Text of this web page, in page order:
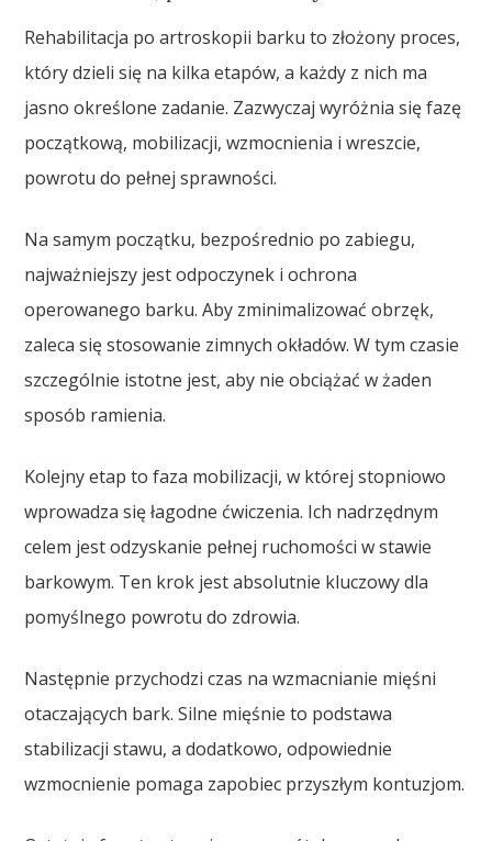
Rehabilitacja po artroskopii barku to złożony proces,
który dzieli się na kilka etapów, a każdy z nich ma
jasno określone zadanie. Zazwyczaj wyróżnia się fazę
początkową, mobilizacji, wzmocnienia i wreszcie,
powrotu do pełnej sprawności.
Na samym początku, bezpośrednio po zabiegu,
najważniejszy jest odpoczynek i ochrona
operowanego barku. Aby zminimalizować obrzęk,
zaleca się stosowanie zimnych okładów. W tym czasie
szczególnie istotne jest, aby nie obciążać w żaden
sposób ramienia.
Kolejny etap to faza mobilizacji, w której stopniowo
wprowadza się łagodne ćwiczenia. Ich nadrzędnym
celem jest odzyskanie pełnej ruchomości w stawie
barkowym. Ten krok jest absolutnie kluczowy dla
pomyślnego powrotu do zdrowia.
Następnie przychodzi czas na wzmacnianie mięśni
otaczających bark. Silne mięśnie to podstawa
stabilizacji stawu, a dodatkowo, odpowiednie
wzmocnienie pomaga zapobiec przyszłym kontuzjom.